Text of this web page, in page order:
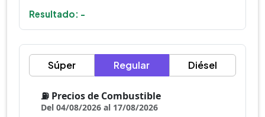
Resultado: -
Súper Regular Diésel